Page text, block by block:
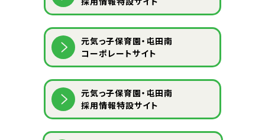
元気っ子保育園・屯田南
コーポレートサイト
元気っ子保育園・屯田南
採用情報特設サイト